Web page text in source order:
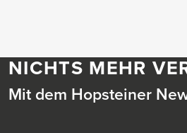
NICHTS MEHR
Mit dem Hopsteiner